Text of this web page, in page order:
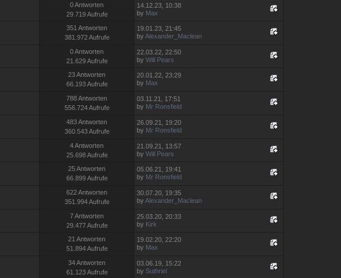
0 Antworten
29.719 Aufrufe
14.12.23, 10:38
by Max
351 Antworten
381.972 Aufrufe
19.01.23, 21:45
byAlexander_Maclean
0 Antworten
21.629 Aufrufe
22.03.22, 22:50
byWill Pears
23 Antworten
66.193 Aufrufe
20.01.22, 23:29
by Max
788 Antworten
556.724 Aufrufe
03.11.21, 17:51
by Mr Ronsfield
483 Antworten
360.543 Aufrufe
26.09.21, 19:20
by Mr Ronsfield
4 Antworten
25.698 Aufrufe
21.09.21, 13:57
byWill Pears
25 Antworten
66.899 Aufrufe
05.06.21, 19:41
by Mr Ronsfield
622 Antworten
351.994 Aufrufe
30.07.20, 19:35
byAlexander_Maclean
7 Antworten
29.477 Aufrufe
25.03.20, 20:33
by Kirk
21 Antworten
51.894 Aufrufe
19.02.20, 22:20
by Max
34 Antworten
61.123 Aufrufe
03.06.19, 15:22
bySuthriel